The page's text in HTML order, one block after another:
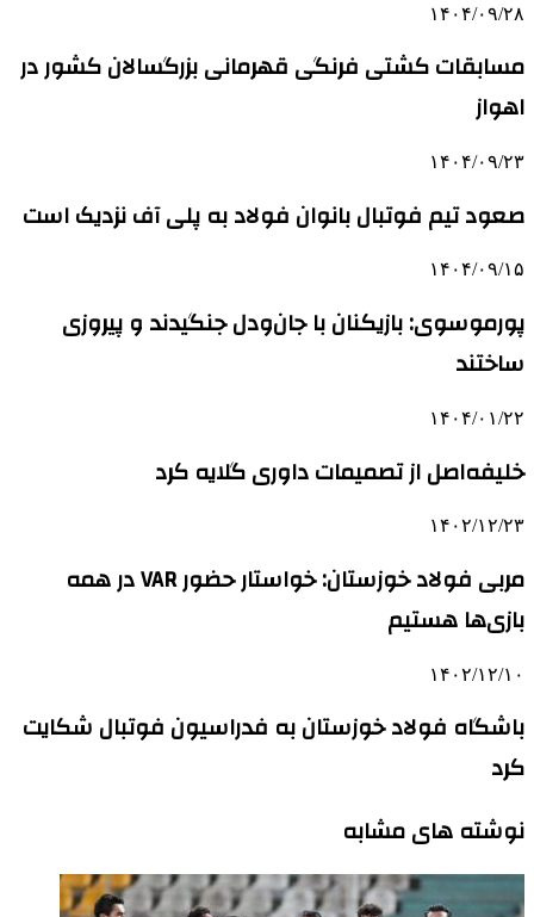
۱۴۰۴/۰۹/۲۸
مسابقات کشتی فرنگی قهرمانی بزرگسالان کشور در
اهواز
۱۴۰۴/۰۹/۲۳
صعود تیم فوتبال بانوان فولاد به پلی آف نزدیک است
۱۴۰۴/۰۹/۱۵
پورموسوی: بازیکنان با جان‌ودل جنگیدند و پیروزی
ساختند
۱۴۰۴/۰۱/۲۲
خلیفه‌اصل از تصمیمات داوری گلایه کرد
۱۴۰۲/۱۲/۲۳
مربی فولاد خوزستان: خواستار حضور VAR در همه
بازی‌ها هستیم
۱۴۰۲/۱۲/۱۰
باشگاه فولاد خوزستان به فدراسیون فوتبال شکایت
کرد
نوشته های مشابه